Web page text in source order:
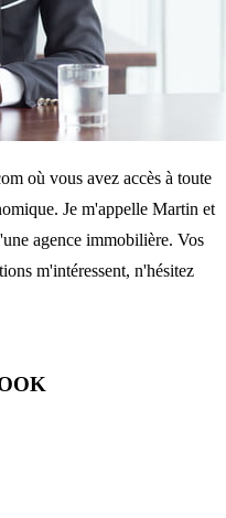
où vous avez accès à toute
Je m'appelle Martin et
agence immobilière. Vos
m'intéressent, n'hésitez